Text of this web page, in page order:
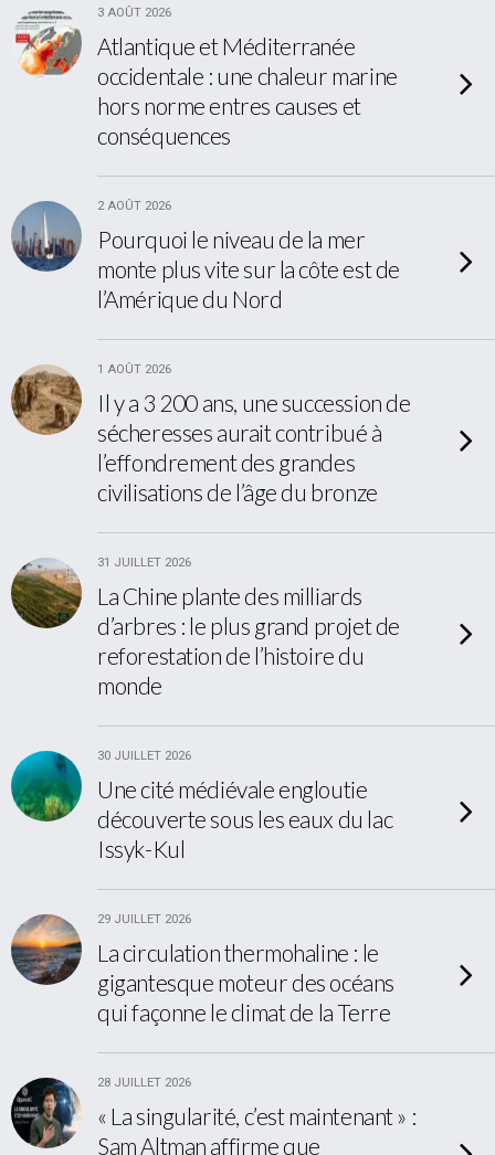
3 AOÛT 2026
Atlantique et Méditerranée
occidentale : une chaleur marine
hors norme entres causes et
conséquences
2 AOÛT 2026
Pourquoi le niveau de la mer
monte plus vite sur la côte est de
l’Amérique du Nord
1 AOÛT 2026
Il y a 3 200 ans, une succession de
sécheresses aurait contribué à
l’effondrement des grandes
civilisations de l’âge du bronze
31 JUILLET 2026
La Chine plante des milliards
d’arbres : le plus grand projet de
reforestation de l’histoire du
monde
30 JUILLET 2026
Une cité médiévale engloutie
découverte sous les eaux du lac
Issyk-Kul
29 JUILLET 2026
La circulation thermohaline : le
gigantesque moteur des océans
qui façonne le climat de la Terre
28 JUILLET 2026
« La singularité, c’est maintenant » :
Sam Altman affirme que